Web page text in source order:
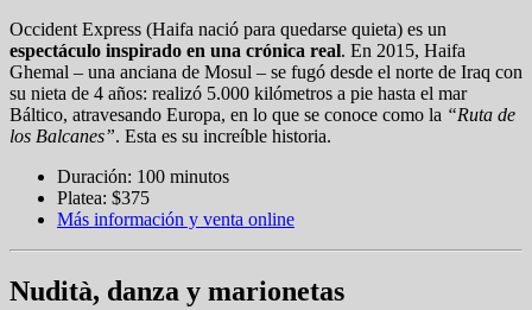
Occident Express (Haifa nació para quedarse quieta) es un
espectáculo inspirado en una crónica real. En 2015, Haifa
Ghemal – una anciana de Mosul – se fugó desde el norte de Iraq con
su nieta de 4 años: realizó 5.000 kilómetros a pie hasta el mar
Báltico, atravesando Europa, en lo que se conoce como la “Ruta de
los Balcanes”. Esta es su increíble historia.
Duración: 100 minutos
Platea: $375
Más información y venta online
Nudità, danza y marionetas